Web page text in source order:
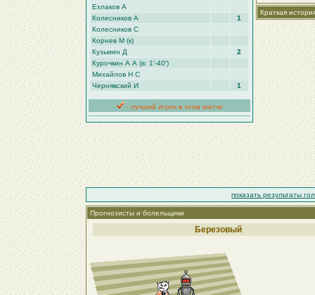
Ехлаков А
Колесников А
1
Колесников С
Корнев М (к)
Кузьмин Д
2
Курочкин А А (в: 1′-40′)
Михайлов Н С
Чернявский И
1
- лучший игрок в этом матче
Краткая
показать результаты
Прогнозисты и болельщики
Березовый